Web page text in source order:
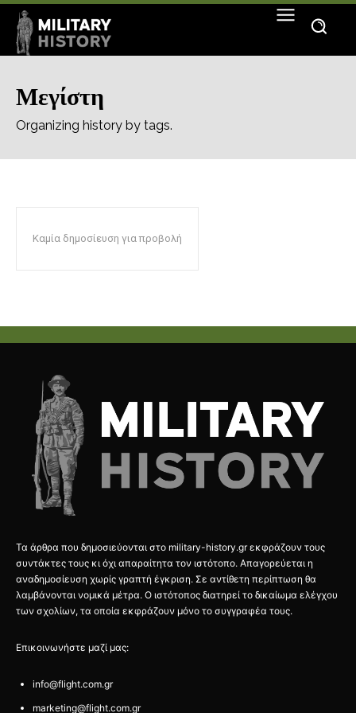
Μεγίστη
Organizing history by tags.
Καμία δημοσίευση για προβολή
Τα άρθρα που δημοσιεύονται στο military-history.gr εκφράζουν τους
συντάκτες τους κι όχι απαραίτητα τον ιστότοπο. Απαγορεύεται η
αναδημοσίευση χωρίς γραπτή έγκριση. Σε αντίθετη περίπτωση θα
λαμβάνονται νομικά μέτρα. Ο ιστότοπος διατηρεί το δικαίωμα ελέγχου
των σχολίων, τα οποία εκφράζουν μόνο το συγγραφέα τους.
Επικοινωνήστε μαζί μας:
info@flight.com.gr
marketing@flight.com.gr